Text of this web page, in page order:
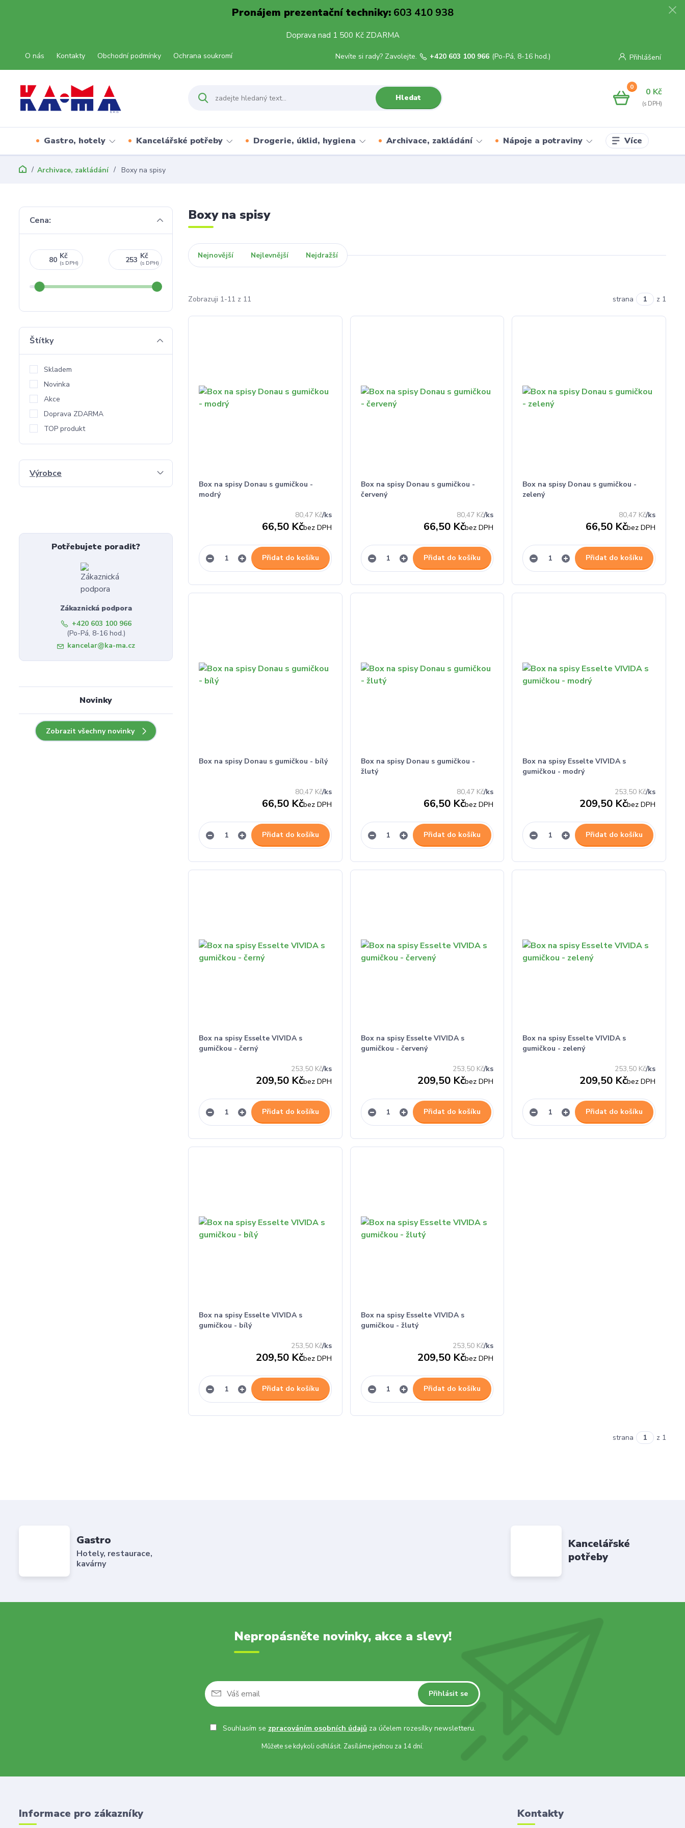
Pronájem prezentační techniky:603 410 938
Doprava nad 1 500 Kč ZDARMA
O nás Kontakty Obchodní podmínky Ochrana soukromí Přihlášení
Hledat
Nevíte si rady? Zavolejte. +420 603 100 966 (Po-Pá, 8-16 hod.)
0 0 Kč
Gastro, hotely Kancelářské potřeby Drogerie, úklid, hygiena Archivace, zakládání Nápoje a potraviny Více
Archivace, zakládání Boxy na spisy
Boxy na spisy
Nejnovější Nejlevnější Nejdražší
Zobrazuji 1-11 z 11 strana z 1
Box na spisy Donau s gumičkou -
modrý
80,47 Kč/ks
66,50 Kčbez DPH
Přidat do košíku
Box na spisy Donau s gumičkou -
červený
80,47 Kč/ks
66,50 Kčbez DPH
Přidat do košíku
Box na spisy Donau s gumičkou -
zelený
80,47 Kč/ks
66,50 Kčbez DPH
Přidat do košíku
Box na spisy Donau s gumičkou - bílý
80,47 Kč/ks
66,50 Kčbez DPH
Přidat do košíku
Box na spisy Donau s gumičkou -
žlutý
80,47 Kč/ks
66,50 Kčbez DPH
Přidat do košíku
Box na spisy Esselte VIVIDA s
gumičkou - modrý
253,50 Kč/ks
209,50 Kčbez DPH
Přidat do košíku
Box na spisy Esselte VIVIDA s
gumičkou - černý
253,50 Kč/ks
209,50 Kčbez DPH
Přidat do košíku
Box na spisy Esselte VIVIDA s
gumičkou - červený
253,50 Kč/ks
209,50 Kčbez DPH
Přidat do košíku
Box na spisy Esselte VIVIDA s
gumičkou - zelený
253,50 Kč/ks
209,50 Kčbez DPH
Přidat do košíku
Box na spisy Esselte VIVIDA s
gumičkou - bílý
253,50 Kč/ks
209,50 Kčbez DPH
Přidat do košíku
Box na spisy Esselte VIVIDA s
gumičkou - žlutý
253,50 Kč/ks
209,50 Kčbez DPH
Přidat do košíku
strana z 1
Cena:
Kč Kč
Štítky
Skladem
Novinka
Akce
Doprava ZDARMA
TOP produkt
Výrobce
Potřebujete poradit?
Zákaznická podpora
+420 603 100 966
(Po-Pá, 8-16 hod.)
kancelar@ka-ma.cz
Novinky
Zobrazit všechny novinky
Gastro
Hotely, restaurace,
kavárny
Kancelářské
potřeby
Nepropásněte novinky, akce a slevy!
Přihlásit se
Souhlasím se zpracováním osobních údajůza účelem rozesílky newsletteru.
Můžete se kdykoli odhlásit. Zasíláme jednou za 14 dní.
Informace pro zákazníky Kontakty